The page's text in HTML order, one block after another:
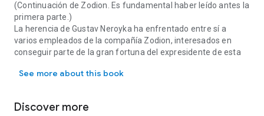
(Continuación de Zodion . Es fundamental haber leído antes la
primera parte.)
La herencia de Gustav Neroyka ha enfrentado entre sí a
varios empleados de la compañía Zodion, interesados en
conseguir parte de la gran fortuna del expresidente de esta
Sometidos a una gran presión, tuvieron que tomar difíciles
Ahora sólo queda asumir las consecuencias.
See more about this book
Discover more